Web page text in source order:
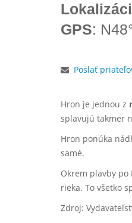
GPS:
Poslať
Hron je jednou z
splavujú takmer
Hron ponúka
samé.
Okrem plavby
rieka. To všetko
Zdroj: